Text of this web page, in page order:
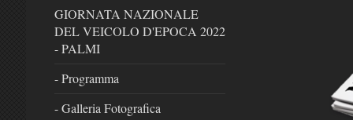
GIORNATA NAZIONALE
DEL VEICOLO D'EPOCA 2022
- PALMI
- Programma
- Galleria Fotografica